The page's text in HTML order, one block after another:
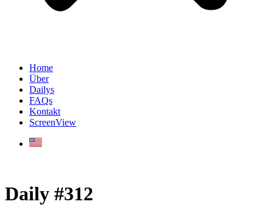
Home
Über
Dailys
FAQs
Kontakt
ScreenView
Daily #312